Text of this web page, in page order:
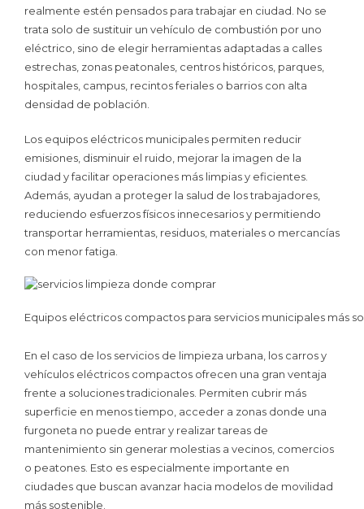
realmente estén pensados para trabajar en ciudad. No se
trata solo de sustituir un vehículo de combustión por uno
eléctrico, sino de elegir herramientas adaptadas a calles
estrechas, zonas peatonales, centros históricos, parques,
hospitales, campus, recintos feriales o barrios con alta
densidad de población.
Los equipos eléctricos municipales permiten reducir
emisiones, disminuir el ruido, mejorar la imagen de la
ciudad y facilitar operaciones más limpias y eficientes.
Además, ayudan a proteger la salud de los trabajadores,
reduciendo esfuerzos físicos innecesarios y permitiendo
transportar herramientas, residuos, materiales o mercancías
con menor fatiga.
Equipos eléctricos compactos para servicios municipales más
En el caso de los servicios de limpieza urbana, los carros y
vehículos eléctricos compactos ofrecen una gran ventaja
frente a soluciones tradicionales. Permiten cubrir más
superficie en menos tiempo, acceder a zonas donde una
furgoneta no puede entrar y realizar tareas de
mantenimiento sin generar molestias a vecinos, comercios
o peatones. Esto es especialmente importante en
ciudades que buscan avanzar hacia modelos de movilidad
más sostenible.